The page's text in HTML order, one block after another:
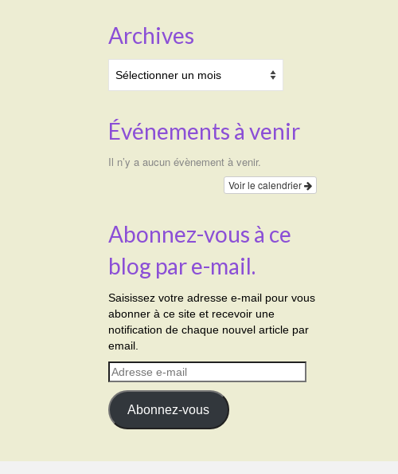
Archives
Événements à venir
Il n’y a aucun évènement à venir.
Voir le calendrier
Abonnez-vous à ce
blog par e-mail.
Saisissez votre adresse e-mail pour vous
abonner à ce site et recevoir une
notification de chaque nouvel article par
email.
Adresse
e-
mail
Abonnez-vous